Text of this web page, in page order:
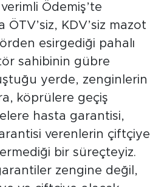
Ödemiş’te
ÖTV’siz, KDV’siz mazot
esirgediği pahalı
sahibinin gübre
yerde, zenginlerin
köprülere geçiş
hasta garantisi,
verenlerin çiftçiye
bir süreçteyiz.
zengine değil,